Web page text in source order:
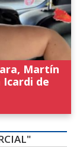
Martín
Icardi de